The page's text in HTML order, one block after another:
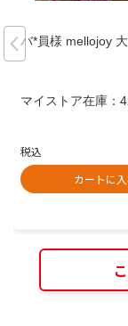
バ*員様 mellojoy
マイストア在庫：
税込
カートに